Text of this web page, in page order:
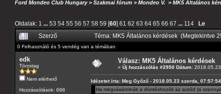
Ford Mondeo Club Hungary>Szakmai fórum >Mondeo V. >MK5 Általános
Oldalak: 1 ... 53 54 55 56 57 58 59 [60] 61 62 63 64 65 66 67 ... 114
Le
Szerző
Téma: MK5 Általános kérdések (Megtekintve
0 Felhasználó és 5 vendég van a témában
edk
Törzstag
Nem elérhető
Hozzászólások: 698
Válasz: MK5 Általános kérdések
« Új hozzászólás #2950 Dátum:
Idézetet írta: Meg Győző - 2018.05.23 szerda, 07:57:54
Ha megvásárolnák a döntéshozók az autód (a